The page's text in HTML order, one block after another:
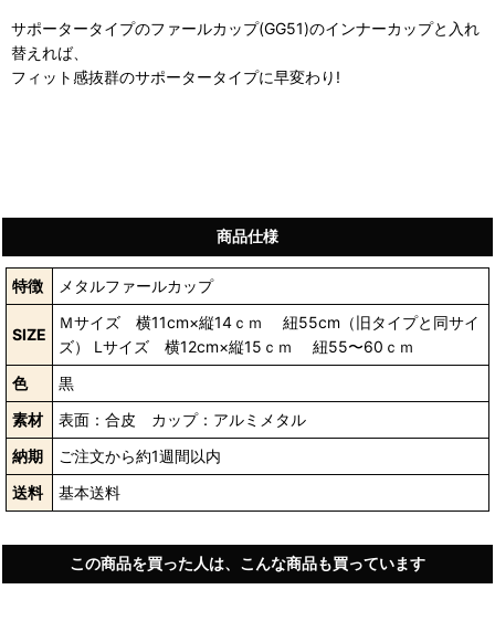
サポータータイプのファールカップ(GG51)のインナーカップと入れ
替えれば、
フィット感抜群のサポータータイプに早変わり!
商品仕様
特徴 メタルファールカップ
SIZE
Ｍサイズ 横11cm×縦14ｃｍ 紐55cm（旧タイプと同サイ
ズ） Lサイズ 横12cm×縦15ｃｍ 紐55〜60ｃｍ
色
黒
素材
表面：合皮 カップ：アルミメタル
納期
ご注文から約1週間以内
送料
基本送料
この商品を買った人は、こんな商品も買っています